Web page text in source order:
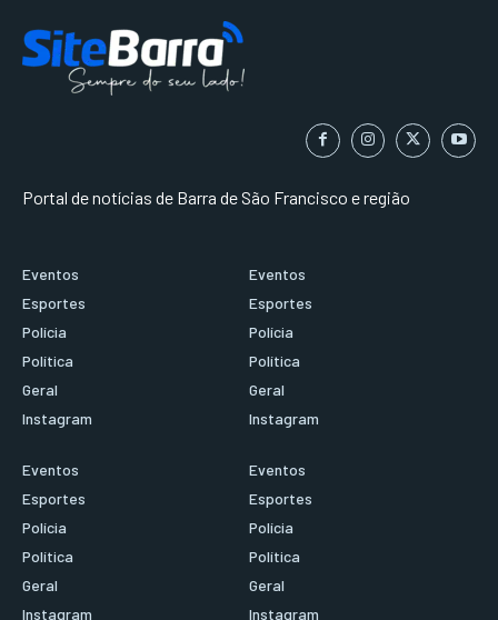
Portal de notícias de Barra de São Francisco e região
Eventos
Esportes
Polícia
Política
Geral
Instagram
Eventos
Esportes
Polícia
Política
Geral
Instagram
Eventos
Esportes
Polícia
Política
Geral
Instagram
Eventos
Esportes
Polícia
Política
Geral
Instagram